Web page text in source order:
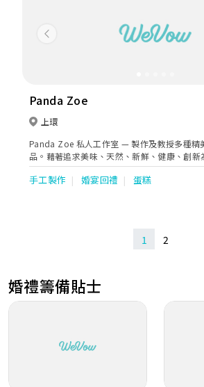
Previous
Panda Zoe
上環
Panda Zoe 私人工作室 — 製作及教授多種精
品。藉著追求美味、天然、新鮮、健康、創新
樂趣給大家。
手工製作 婚宴回禮 蛋糕
1 2
婚禮籌備貼士